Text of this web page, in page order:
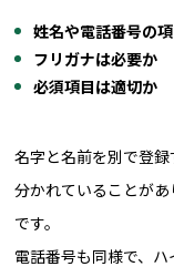
姓名や電話番号の
フリガナは必要か
必須項目は適切か
名字と名前を別で登
分かれていることが
です。
電話番号も同様で、